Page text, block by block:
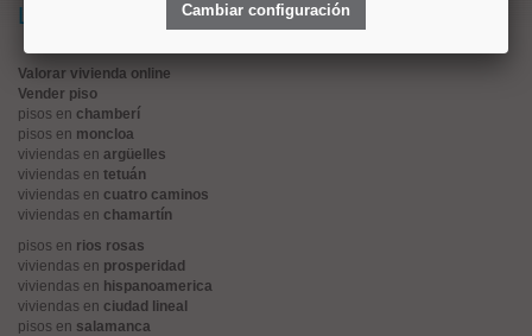
Lo más buscado
Valorar vivienda online
Vender piso
pisos en chamberí
pisos en moncloa
viviendas en argüelles
viviendas en tetuán
viviendas en cuatro caminos
viviendas en chamartín
pisos en rios rosas
viviendas en prosperidad
viviendas en hispanoamerica
viviendas en ciudad lineal
pisos en salamanca
Cambiar configuración